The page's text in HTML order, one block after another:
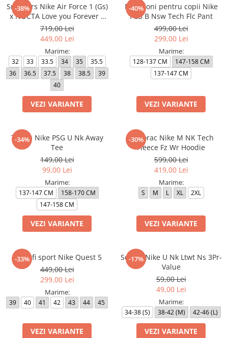
-38%
Sneakers Nike Air Force 1 (Gs)
x NOCTA Love you Forever X
Drake
719,00 Lei
449,00 Lei
Marime:
32 33 33.5 34 35
35.5
36
36.5 37.5 38 38.5
39
40
VEZI VARIANTE
-40%
Pantaloni pentru copii Nike
FCB B Nsw Tech Flc Pant
499,00 Lei
299,00 Lei
Marime:
128-137 CM
147-158 CM
137-147 CM
VEZI VARIANTE
-34%
Tricou Nike PSG U Nk Away
Tee
149,00 Lei
99,00 Lei
Marime:
137-147 CM
158-170 CM
147-158 CM
VEZI VARIANTE
-30%
Hanorac Nike M NK Tech
Fleece Fz Wr Hoodie
599,00 Lei
419,00 Lei
Marime:
S M L XL 2XL
VEZI VARIANTE
-33%
Pantofi sport Nike Quest 5
449,00 Lei
299,00 Lei
Marime:
39 40 41 42 43 44 45
VEZI VARIANTE
-17%
Sosete Nike U Nk Ltwt Ns 3Pr-
Value
59,00 Lei
49,00 Lei
Marime:
34-38 (S) 38-42 (M) 42-46 (L)
VEZI VARIANTE